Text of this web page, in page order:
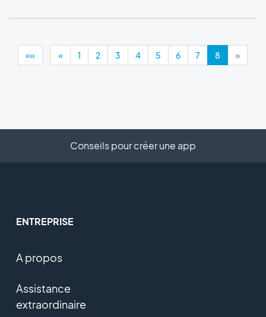
«« « 1 2 3 4 5 6 7 8 »
Conseils pour créer une app
ENTREPRISE
A propos
Assistance
extraordinaire